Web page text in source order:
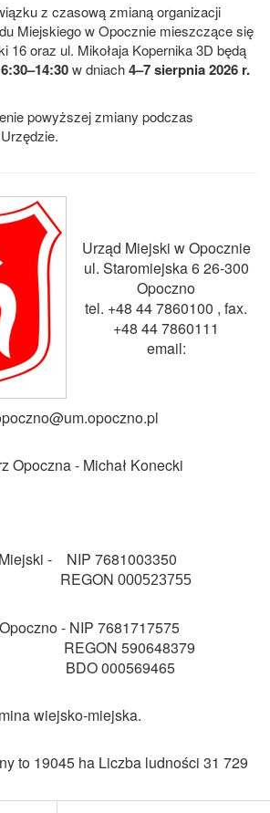
z czasową zmianą organizacji
Miejskiego w Opocznie mieszczące się
16 oraz ul. Mikołaja Kopernika 3D będą
6:30–14:30w dniach4–7 sierpnia 2026 r.
powyższej zmiany podczas
Urząd Miejski w Opocznie
ul. Staromiejska 6 26-300
Opoczno
tel. +48 44 7860100 , fax.
+48 447860111
email:
Opoczna - Michał Konecki
- NIP 7681003350
000523755
- NIP 7681717575
590648379
000569465
wiejsko-miejska.
to 19045 ha Liczba ludności 31 729